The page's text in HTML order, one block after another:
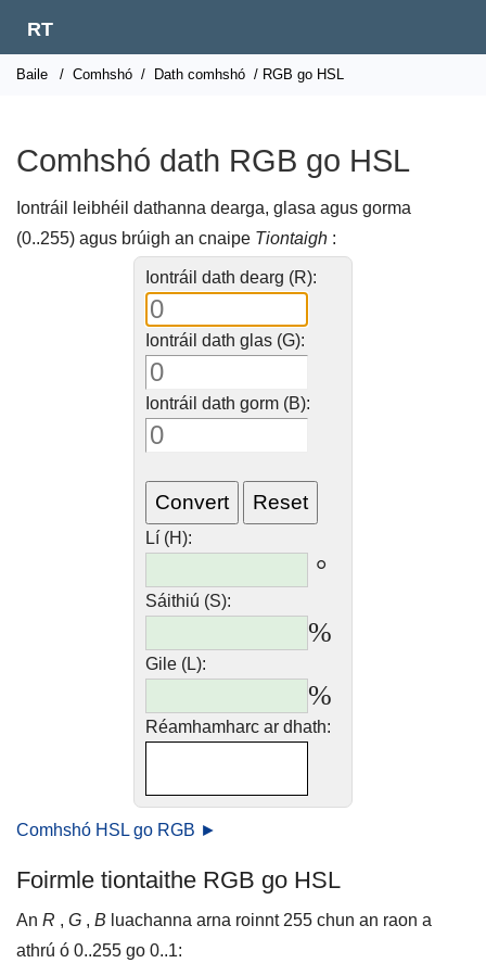
RT
Baile / Comhshó / Dath comhshó / RGB go HSL
Comhshó dath RGB go HSL
Iontráil leibhéil dathanna dearga, glasa agus gorma
(0..255) agus brúigh an cnaipe Tiontaigh :
Iontráil dath dearg (R):
Iontráil dath glas (G):
Iontráil dath gorm (B):
Lí (H):
°
Sáithiú (S):
%
Gile (L):
%
Réamhamharc ar dhath:
Comhshó HSL go RGB ►
Foirmle tiontaithe RGB go HSL
An R , G , B luachanna arna roinnt 255 chun an raon a
athrú ó 0..255 go 0..1: